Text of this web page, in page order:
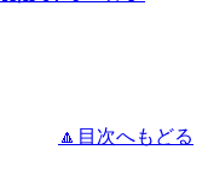
🔼目次へもどる